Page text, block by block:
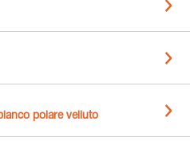
polare velluto